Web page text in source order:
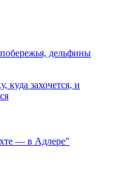
дельфины
куда захочется, и